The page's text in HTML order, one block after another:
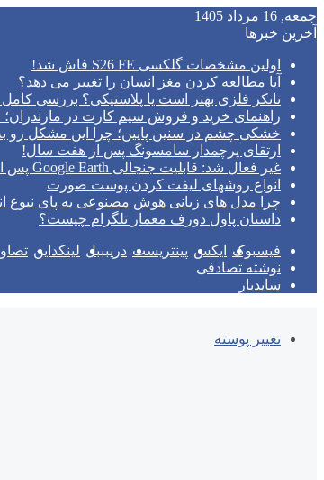
جمعه, 16 مرداد 1405
آخرین خبرها
اولین مشخصات گلکسی S26 FE فاش شد!
آیا مطالعه کردن مغز انسان را تغییر می‌ دهد؟
تانکر فلزی بهتر است یا پلاستیکی؟ بررسی کامل
راهنمای خرید و فروش سیم کارت در
خشکی چشم در سنین پایین؛ چرا این مشکل رو
ارتقای پرچمدار سامسونگ پس از هفت سال!
غیر فعال شد: قابلیت جنجالی Google Earth پس از یک روز!
انواع روشهای لیفت کردن پوست صورت
چرا مدل‌ های زبانی هوش مصنوعی به پای نبوغ
داستان پاول دورف معمار تلگرام چیست؟
فیسبوک ایکس پینتریست دریبببل لینکداین
نوشته تصادفی
سایدبار
تغییر پوسته